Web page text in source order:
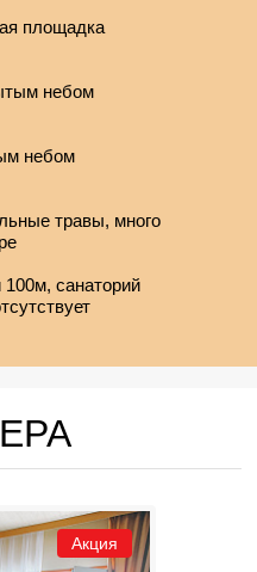
площадка
небом
небом
травы, много
санаторий
Акция